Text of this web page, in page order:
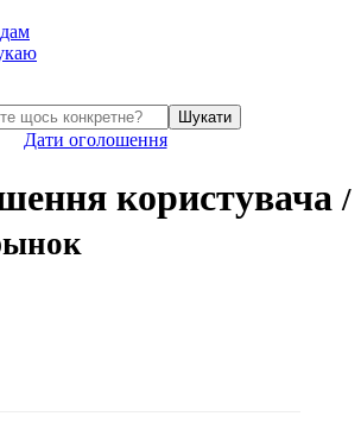
Шукати
Дати оголошення
користувача/